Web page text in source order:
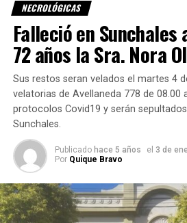
perdurará en la memoria de la
en la industria que ayudó a forjar.
Nuestras condolencias a su familia
este momento difícil, en especial a
Sonia, compañeros industriales de
NECROLÓGICAS
Falleció en Sunchales
72 años la Sra. Nora
Sus restos seran velados el martes 4
velatorias de Avellaneda 778 de 08.00
protocolos Covid19 y serán
Sunchales.
Publicado hace 5 años el 3 de
Por Quique Bravo